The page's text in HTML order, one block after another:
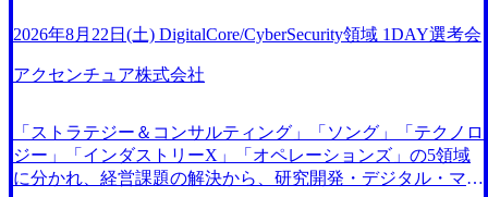
ティング支援を行います。クライアントは各業界上位5社を
「既存事業のトランスフォーメーション」の依頼を多数いた
い」、弊社がプライムである「戦略」案件をメインとしたコ
ンサルティングを行います ＜プロジェクト一部抜粋＞ ・海
外事業(新規・既存)事業のビジネスモデル検討支援 ・金融領
様については、1dayではなく通常選考でのご案内とさせてい
ただきます ● 面接(1次・最終を一度の面接で実施) ※面接終
了しましたら、後日弊社担当者より結果についてご連絡させ
のお時間をいただく場合がございます ● 面接、条件面談そ
れぞれ最大1時間を想定しております ・実施前日までに日程
およびURLを共有させていただきます ・面接および条件面
2026年8月22日(土) DigitalCore/CyberSecurity領域 1DAY選考会
アクセンチュア株式会社
「ストラテジー＆コンサルティング」「ソング」「テクノロ
ジー」「インダストリーX」「オペレーションズ」の5領域
に分かれ、経営課題の解決から、研究開発・デジタル・マー